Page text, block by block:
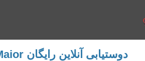
دوستیابی آنلاین رایگان Rio Maior، پرتغال